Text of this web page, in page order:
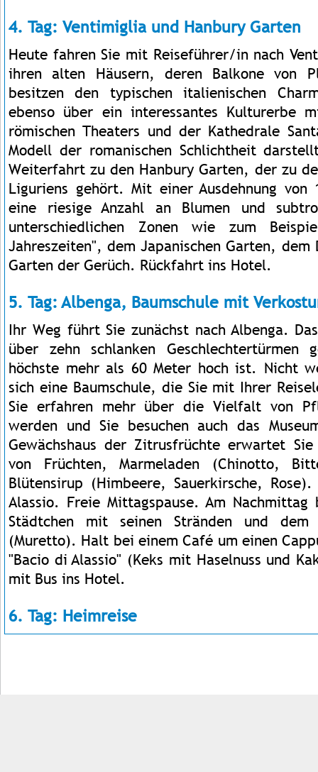
4. Tag: Ventimiglia und Hanbury Garten
Heute fahren Sie mit Reiseführer/in nach
ihren alten Häusern, deren Balkone von
besitzen den typischen italienischen
ebenso über ein interessantes Kulturerbe
römischen Theaters und der Kathedrale
Modell der romanischen Schlichtheit
Weiterfahrt zu den Hanbury Garten, der zu
Liguriens gehört. Mit einer Ausdehnung
eine riesige Anzahl an Blumen und
unterschiedlichen Zonen wie zum
Jahreszeiten", dem Japanischen Garten, dem
Garten der Gerüch. Rückfahrt ins Hotel.
5. Tag: Albenga, Baumschule mit
Ihr Weg führt Sie zunächst nach Albenga.
über zehn schlanken
höchste mehr als 60 Meter hoch ist. Nicht
sich eine Baumschule, die Sie mit Ihrer
Sie erfahren mehr über die Vielfalt von
werden und Sie besuchen auch das
Gewächshaus der Zitrusfrüchte erwartet
von Früchten, Marmeladen (Chinotto,
Blütensirup (Himbeere, Sauerkirsche,
Alassio. Freie Mittagspause. Am Nachmittag
Städtchen mit seinen Stränden und dem
(Muretto). Halt bei einem Café um einen
"Bacio di Alassio" (Keks mit Haselnuss und
mit Bus ins Hotel.
6. Tag: Heimreise